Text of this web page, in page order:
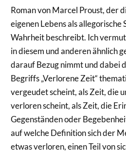
Roman von Marcel Proust, der
eigenen Lebens als allegorische
Wahrheit beschreibt. Ich
in diesem und anderen ähnlich
darauf Bezug nimmt und dabei
Begriffs „Verlorene Zeit“
vergeudet scheint, als Zeit, die
verloren scheint, als Zeit, die
Gegenständen oder
auf welche Definition sich der
etwas verloren, einen Teil von